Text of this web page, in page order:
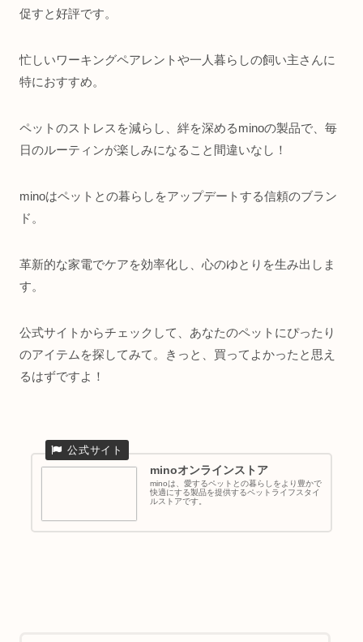
促すと好評です。
忙しいワーキングペアレントや一人暮らしの飼い主さんに
特におすすめ。
ペットのストレスを減らし、絆を深めるminoの製品で、毎
日のルーティンが楽しみになること間違いなし！
minoはペットとの暮らしをアップデートする信頼のブラン
ド。
革新的な家電でケアを効率化し、心のゆとりを生み出しま
す。
公式サイトからチェックして、あなたのペットにぴったり
のアイテムを探してみて。きっと、買ってよかったと思え
るはずですよ！
minoオンラインストア
minoは、愛するペットとの暮らしをより豊かで
快適にする製品を提供するペットライフスタイ
ルストアです。